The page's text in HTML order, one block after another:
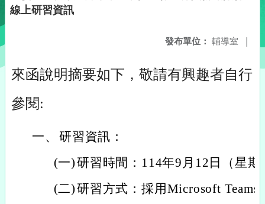
線上研習資訊
發布單位： 輔導室 |
來函說明摘要如下，敬請有興趣者自行
參閱:
一、 研習資訊：
(一)研習時間：114年9月12日（星
(二)研習方式：採用Microsoft